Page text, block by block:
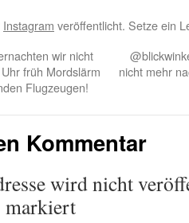
Instagram veröffentlicht. Setze ein
wir nicht
früh Mordslärm
Flugzeugen!
nicht mehr
Kommentar
wird nicht
markiert